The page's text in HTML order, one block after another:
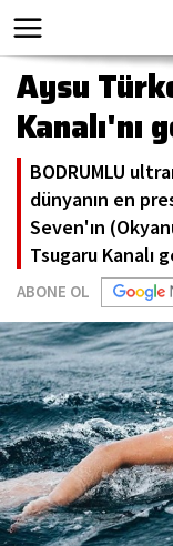
Aysu
Kanalı'nı
BODRUMLU
dünyanın en
Seven'ın
Tsugaru Kanalı
ABONE OL